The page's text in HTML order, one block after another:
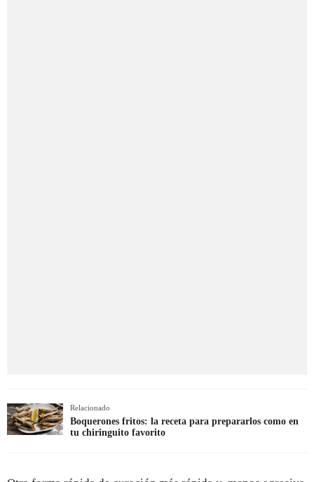
Relacionado
Boquerones fritos: la receta para prepararlos como en
tu chiringuito favorito